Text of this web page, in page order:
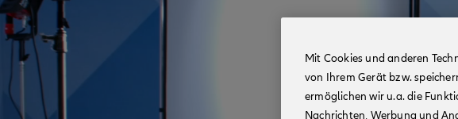
Mit Cookies und anderen
von Ihrem Gerät bzw.
ermöglichen wir u.a. die
Nachrichten, Werbung und